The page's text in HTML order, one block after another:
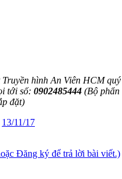
hình An Viên HCM
tới số: 0902485444 (Bộ phẩn
đặt)
13/11/17
Đăng ký để trả lời bài viết.)